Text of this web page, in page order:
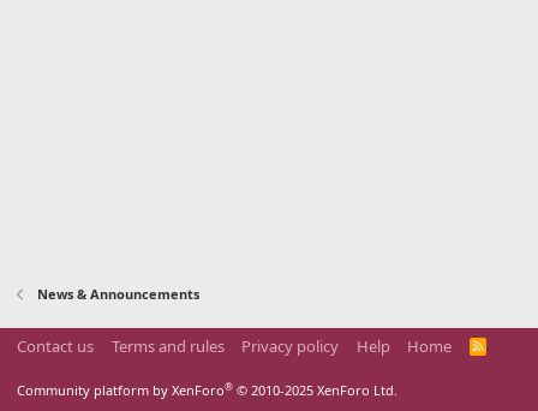
News & Announcements
Contact us Terms and rules Privacy policy Help Home
R
Community platform by XenForo® © 2010-2025 XenForo Ltd.